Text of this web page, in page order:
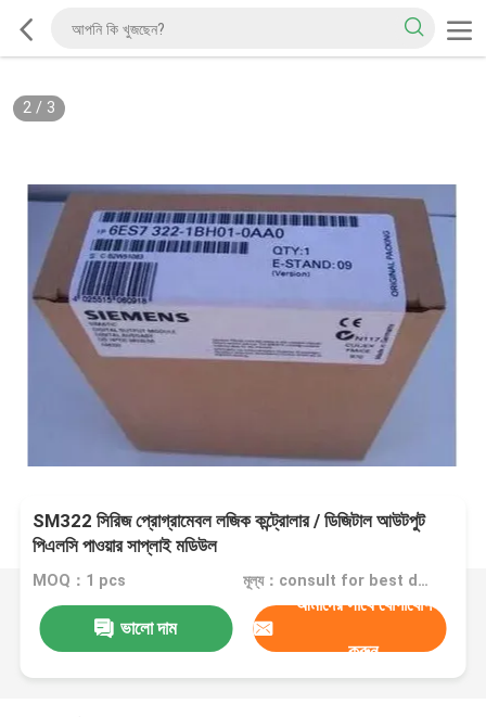
2/ 3
SM322 সিরিজ প্রোগ্রামেবল লজিক কন্ট্রোলার / ডিজিটাল আউটপুট
পিএলসি পাওয়ার সাপ্লাই মডিউল
MOQ：1 pcs মূল্য：consult for best discount
ভালো দাম
আমাদের সাথে যোগাযোগ
করুন